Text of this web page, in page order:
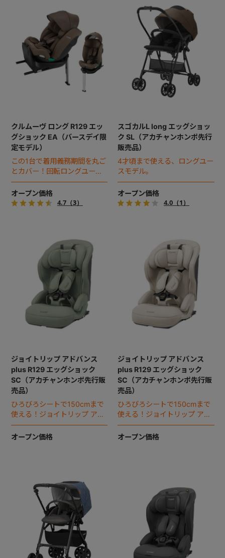
クルムーヴ ロング R129 エッ
グショック EA（バースデイ限
定モデル）
この1台で着用義務期間を丸ご
とカバー！回転ロングユース
チャイルドシート。
オープン価格
4.7（3）
スゴカルL long エッグショッ
ク SL（アカチャンホンポ先行
販売品）
4才頃まで使える、ロングユー
スモデル。
オープン価格
4.0（1）
ジョイトリップ アドバンス
plus R129 エッグショック
SC（アカチャンホンポ先行販
売品）
ひろびろシートで150cmまで
使える！ジョイトリップ アド
バンスが更に進化して登場。
オープン価格
ジョイトリップ アドバンス
plus R129 エッグショック
SC（アカチャンホンポ先行販
売品）
ひろびろシートで150cmまで
使える！ジョイトリップ アド
バンスが更に進化して登場。
オープン価格